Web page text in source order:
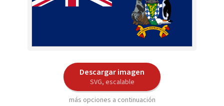
Descargar imagen
SVG, escalable
más opciones a continuación